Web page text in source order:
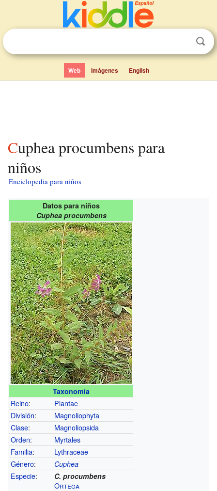
Web Imágenes English
Cuphea procumbens para
niños
Enciclopedia para niños
Datos para niños
Cuphea procumbens
Taxonomía
Reino:
Plantae
División:
Magnoliophyta
Clase:
Magnoliopsida
Orden:
Myrtales
Familia:
Lythraceae
Género: Cuphea
Especie: C. procumbens
Ortega